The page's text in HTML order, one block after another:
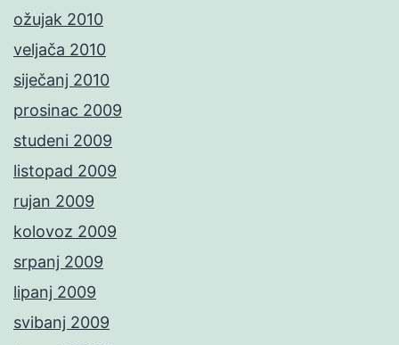
ožujak 2010
veljača 2010
siječanj 2010
prosinac 2009
studeni 2009
listopad 2009
rujan 2009
kolovoz 2009
srpanj 2009
lipanj 2009
svibanj 2009